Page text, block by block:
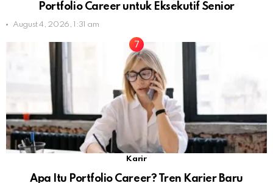
Portfolio Career untuk Eksekutif Senior
August 4, 2026, 1:31 am
Karir
Apa Itu Portfolio Career? Tren Karier Baru